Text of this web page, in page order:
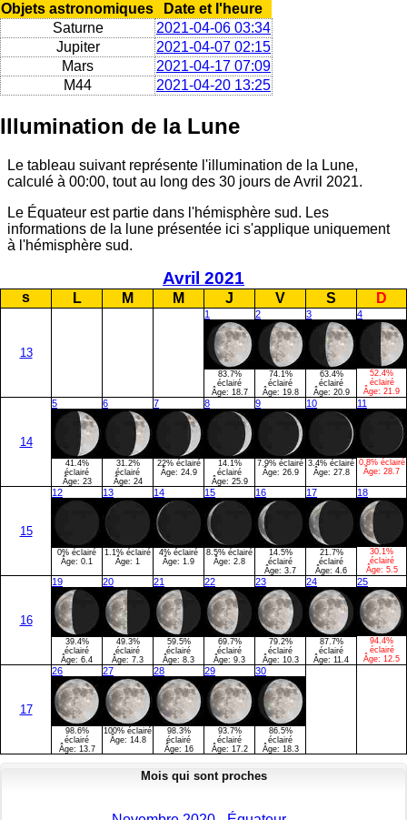
Objets astronomiques
Date et l'heure
Saturne
2021-04-06 03:34
Jupiter
2021-04-07 02:15
Mars
2021-04-17 07:09
M44
2021-04-20 13:25
Illumination de la Lune
Le tableau suivant représente l'illumination de la Lune,
calculé à 00:00, tout au long des 30 jours de Avril 2021.
Le Équateur est partie dans l'hémisphère sud. Les
informations de la lune présentée ici s'applique uniquement
à l'hémisphère sud.
Avril 2021
s L M M J V S D
13
1
83.7%
éclairé
Âge: 18.7
2
74.1%
éclairé
Âge: 19.8
3
63.4%
éclairé
Âge: 20.9
4
52.4%
éclairé
Âge: 21.9
14
5
41.4%
éclairé
Âge: 23
6
31.2%
éclairé
Âge: 24
7
22% éclairé
Âge: 24.9
8
14.1%
éclairé
Âge: 25.9
9
7.9% éclairé
Âge: 26.9
10
3.4% éclairé
Âge: 27.8
11
0.8% éclairé
Âge: 28.7
15
12
0% éclairé
Âge: 0.1
13
1.1% éclairé
Âge: 1
14
4% éclairé
Âge: 1.9
15
8.5% éclairé
Âge: 2.8
16
14.5%
éclairé
Âge: 3.7
17
21.7%
éclairé
Âge: 4.6
18
30.1%
éclairé
Âge: 5.5
16
19
39.4%
éclairé
Âge: 6.4
20
49.3%
éclairé
Âge: 7.3
21
59.5%
éclairé
Âge: 8.3
22
69.7%
éclairé
Âge: 9.3
23
79.2%
éclairé
Âge: 10.3
24
87.7%
éclairé
Âge: 11.4
25
94.4%
éclairé
Âge: 12.5
17
26
98.6%
éclairé
Âge: 13.7
27
100% éclairé
Âge: 14.8
28
98.3%
éclairé
Âge: 16
29
93.7%
éclairé
Âge: 17.2
30
86.5%
éclairé
Âge: 18.3
Mois qui sont proches